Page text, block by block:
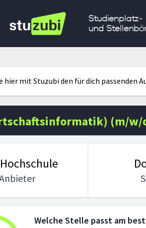
Studienplatz-
und
hier mit Stuzubi den für dich passenden
(m/w/
Welche Stelle passt am